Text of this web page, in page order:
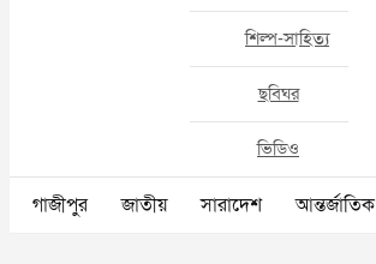
শিল্প-সাহিত্য
ছবিঘর
ভিডিও
গাজীপুর জাতীয় সারাদেশ আন্তর্জাতিক